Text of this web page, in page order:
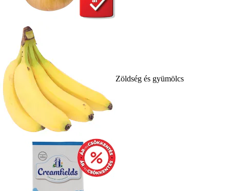
Zöldség és gyümölcs